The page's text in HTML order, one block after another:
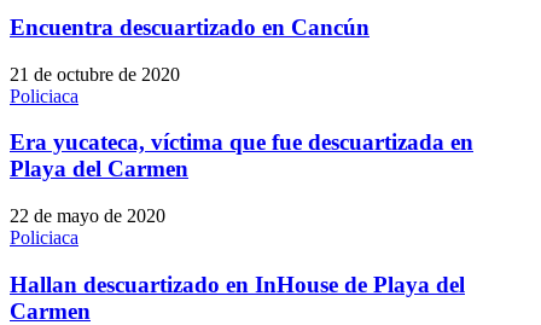
Encuentra descuartizado en Cancún
21 de octubre de 2020
Policiaca
Era yucateca, víctima que fue descuartizada en
Playa del Carmen
22 de mayo de 2020
Policiaca
Hallan descuartizado en InHouse de Playa del
Carmen